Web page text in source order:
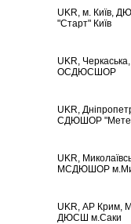
UKR, м. Київ,
"Старт" Київ
UKR,
ОСДЮСШОР
UKR,
СДЮШОР
UKR,
МСДЮШОР
UKR, АР Крим,
ДЮСШ м.Саки